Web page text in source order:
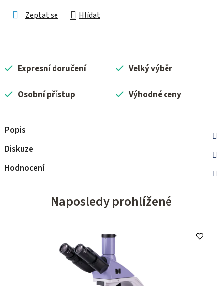
Zeptat se Hlídat
Expresní doručení Velký výběr
Osobní přístup Výhodné ceny
Popis
Diskuze
Hodnocení
Naposledy prohlížené